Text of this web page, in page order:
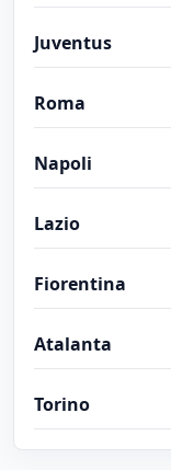
Juventus
Roma
Napoli
Lazio
Fiorentina
Atalanta
Torino